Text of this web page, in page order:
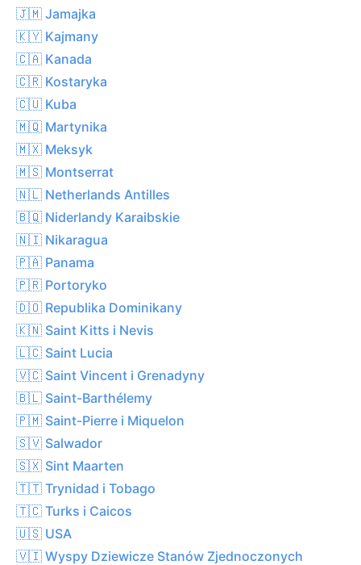
🇯🇲 Jamajka
🇰🇾 Kajmany
🇨🇦 Kanada
🇨🇷 Kostaryka
🇨🇺 Kuba
🇲🇶 Martynika
🇲🇽 Meksyk
🇲🇸 Montserrat
🇳🇱 Netherlands Antilles
🇧🇶 Niderlandy Karaibskie
🇳🇮 Nikaragua
🇵🇦 Panama
🇵🇷 Portoryko
🇩🇴 Republika Dominikany
🇰🇳 Saint Kitts i Nevis
🇱🇨 Saint Lucia
🇻🇨 Saint Vincent i Grenadyny
🇧🇱 Saint-Barthélemy
🇵🇲 Saint-Pierre i Miquelon
🇸🇻 Salwador
🇸🇽 Sint Maarten
🇹🇹 Trynidad i Tobago
🇹🇨 Turks i Caicos
🇺🇸 USA
🇻🇮 Wyspy Dziewicze Stanów Zjednoczonych